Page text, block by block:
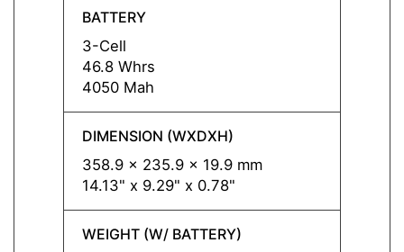
BATTERY
3-Cell
46.8 Whrs
4050 Mah
DIMENSION (WXDXH)
358.9 x 235.9 x 19.9 mm
14.13" x 9.29" x 0.78"
WEIGHT (W/ BATTERY)